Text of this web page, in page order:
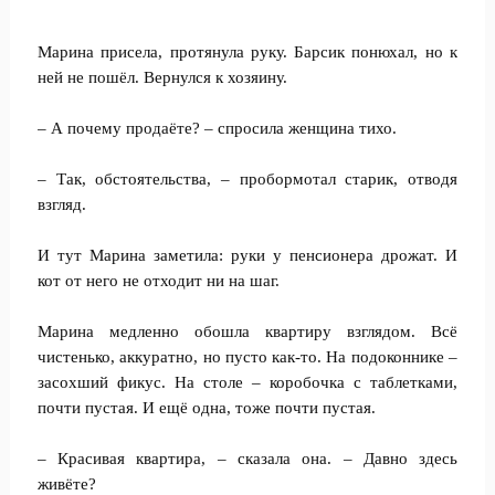
Марина присела, протянула руку. Барсик понюхал, но к
ней не пошёл. Вернулся к хозяину.
– А почему продаёте? – спросила женщина тихо.
– Так, обстоятельства, – пробормотал старик, отводя
взгляд.
И тут Марина заметила: руки у пенсионера дрожат. И
кот от него не отходит ни на шаг.
Марина медленно обошла квартиру взглядом. Всё
чистенько, аккуратно, но пусто как-то. На подоконнике –
засохший фикус. На столе – коробочка с таблетками,
почти пустая. И ещё одна, тоже почти пустая.
– Красивая квартира, – сказала она. – Давно здесь
живёте?